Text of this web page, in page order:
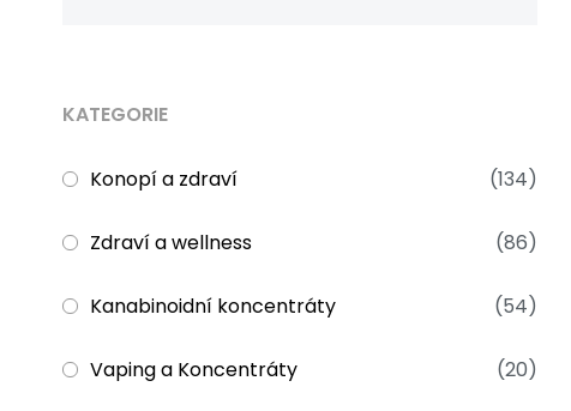
KATEGORIE
Konopí a zdraví (134)
Zdraví a wellness (86)
Kanabinoidní koncentráty (54)
Vaping a Koncentráty (20)